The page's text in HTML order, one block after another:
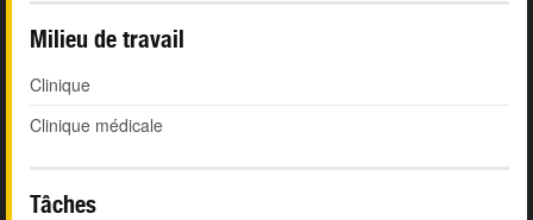
Milieu de travail
Clinique
Clinique médicale
Tâches